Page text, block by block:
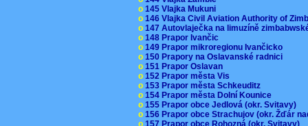
o 145 Vlajka Mukuni
o 146 Vlajka Civil Aviation Authority of
o 147 Autovlaječka na limuzíně
o 148 Prapor Ivančic
o 149 Prapor mikroregionu Ivančicko
o 150 Prapory na Oslavanské radnici
o 151 Prapor Oslavan
o 152 Prapor města Vis
o 153 Prapor města Schkeuditz
o 154 Prapor města Dolní Kounice
o 155 Prapor obce Jedlová (okr. Svitavy)
o 156 Prapor obce Strachujov (okr. Žďár
o 157 Prapor obce Rohozná (okr. Svitavy)